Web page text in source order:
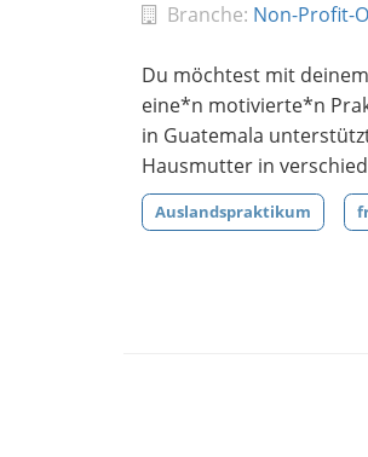
Branche: Non-Profit-
Du möchtest mit
eine*n motivierte*n
in Guatemala
Hausmutter in
Auslandspraktikum